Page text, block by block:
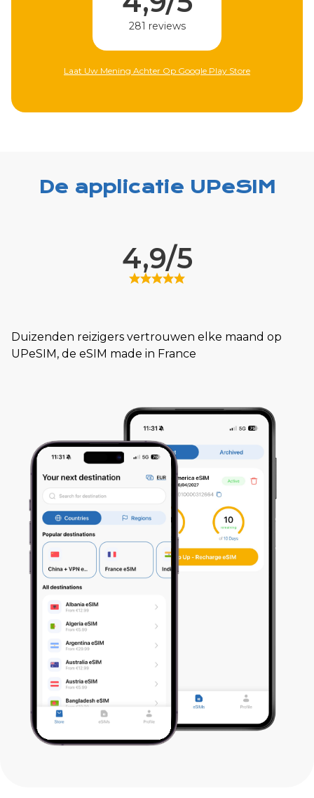
Google Play Store Laat Uw Mening Achter Op Apple Store
De applicatie UPeSIM
4,9/5
Duizenden reizigers vertrouwen elke maand op
UPeSIM, de eSIM made in France